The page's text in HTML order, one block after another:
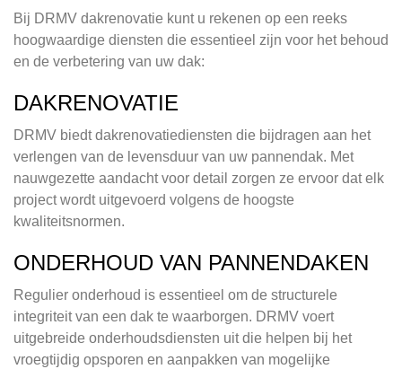
Bij DRMV dakrenovatie kunt u rekenen op een reeks
hoogwaardige diensten die essentieel zijn voor het behoud
en de verbetering van uw dak:
DAKRENOVATIE
DRMV biedt dakrenovatiediensten die bijdragen aan het
verlengen van de levensduur van uw pannendak. Met
nauwgezette aandacht voor detail zorgen ze ervoor dat elk
project wordt uitgevoerd volgens de hoogste
kwaliteitsnormen.
ONDERHOUD VAN PANNENDAKEN
Regulier onderhoud is essentieel om de structurele
integriteit van een dak te waarborgen. DRMV voert
uitgebreide onderhoudsdiensten uit die helpen bij het
vroegtijdig opsporen en aanpakken van mogelijke